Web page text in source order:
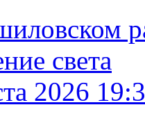
света
2026